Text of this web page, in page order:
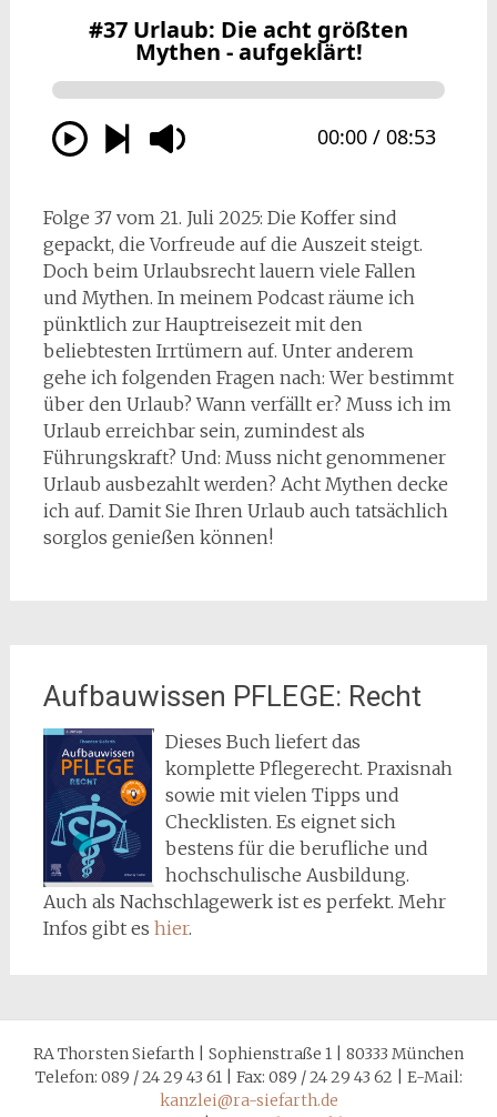
Folge 37 vom 21. Juli 2025: Die Koffer sind
gepackt, die Vorfreude auf die Auszeit steigt.
Doch beim Urlaubsrecht lauern viele Fallen
und Mythen. In meinem Podcast räume ich
pünktlich zur Hauptreisezeit mit den
beliebtesten Irrtümern auf. Unter anderem
gehe ich folgenden Fragen nach: Wer bestimmt
über den Urlaub? Wann verfällt er? Muss ich im
Urlaub erreichbar sein, zumindest als
Führungskraft? Und: Muss nicht genommener
Urlaub ausbezahlt werden? Acht Mythen decke
ich auf. Damit Sie Ihren Urlaub auch tatsächlich
sorglos genießen können!
Aufbauwissen PFLEGE: Recht
Dieses Buch liefert das
komplette Pflegerecht. Praxisnah
sowie mit vielen Tipps und
Checklisten. Es eignet sich
bestens für die berufliche und
hochschulische Ausbildung.
Auch als Nachschlagewerk ist es perfekt. Mehr
Infos gibt es hier.
RA Thorsten Siefarth | Sophienstraße 1 | 80333 München
Telefon: 089 / 24 29 43 61 | Fax: 089 / 24 29 43 62 | E-Mail:
kanzlei@ra-siefarth.de